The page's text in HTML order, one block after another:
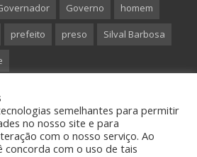
Governo homem
prefeito preso Silval Barbosa
Todos os direitos reservados.
semelhantes para permitir
no nosso site e para
com o nosso serviço. Ao
concorda com o uso de tais